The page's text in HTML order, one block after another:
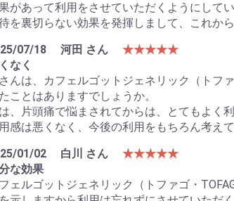
があって利用をさせていただくようにしてい
を裏切らない効果を発揮しまして、これか
07/18
河田 さん
★★★★★
なく
んは、カフェルゴットジェネリック（トフ
ことはありますでしょうか。
、片頭痛で悩まされてからは、とてもよく利
感は悪くなく、今後の利用をもちろん考えて
01/02
白川 さん
★★★★★
な効果
ェルゴットジェネリック（トファゴ・